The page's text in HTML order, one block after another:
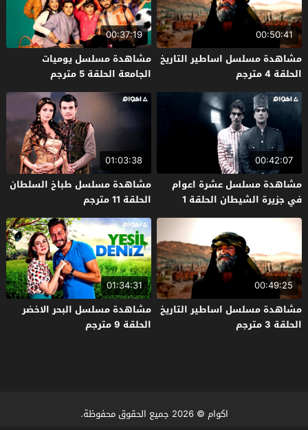
00:50:41
مشاهدة مسلسل اساطير التاريخ
الحلقة 4 مترجم
00:37:19
مشاهدة مسلسل يوميات
الجامعة الحلقة 5 مترجم
00:42:07
مشاهدة مسلسل عشرة اعوام
في جزيرة الشيطان الحلقة 1
مترجم
01:03:38
مشاهدة مسلسل طباخ السلطان
الحلقة 11 مترجم
00:49:25
مشاهدة مسلسل اساطير التاريخ
الحلقة 3 مترجم
01:34:31
مشاهدة مسلسل البحر الاخضر
الحلقة 9 مترجم
اكوام © 2026 جميع الحقوق محفوظة.